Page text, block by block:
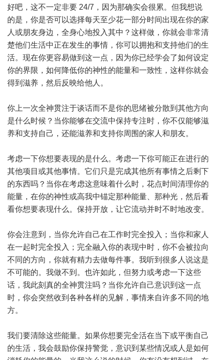
好吧，这不一定非要 24/7，因为那确实会很累。但我想说
的是，你是否可以选择每天至少花一部分时间出现在你的家
人或朋友身边，全身心地投入其中？这样做，你就会非常清
楚他们生活中正在发生的事情，你可以拥抱和支持他们的生
活。现在你更容易做到这一点，因为你已经学会了如何设定
你的界限，如何降低你的神性的能量和一致性，这样你就会
得到滋养，然后反映给他人。
你上一次全神贯注于谈话而不是你的思绪被分散到其他方向
是什么时候？当你能够在交流中保持专注时，你不仅能够滋
养和支持自己，还能滋养和支持你周围的家人和朋友。
考虑一下你想要表现的是什么。考虑一下你可能正在进行的
其他项目或其他事情。它们只是完成其他所有事情之后剩下
的东西吗？当你在考虑这意味着什么时，花点时间清理你的
能量，在你的神性或高我中锚定那种能量、那种光，然后看
看你想要表现什么。保持开放，让它流动并时不时地改变。
你会注意到，当你允许自己在工作时完全投入；当你和家人
在一起时完全投入；完全融入你的表现中时，你不会被拉向
不同的方向，你就有精力去做每件事。我听到很多人说这是
不可能的。我做不到。也许如此，但努力或考虑一下这些
话，我此刻真的全神贯注吗？当你允许自己意识到这一点
时，你会突然收到各种各样的见解，事情来自许多不同的地
方。
我们要清除这些能量。如果你想要完全活在当下或平衡自己
的生活，我会鼓励你保持警觉，意识到某些情况或人是如何